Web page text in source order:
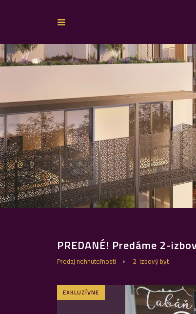
PREDANÉ! Predáme 2-
Predaj nehnuteľností 2-izbový byt
EXKLUZÍVNE